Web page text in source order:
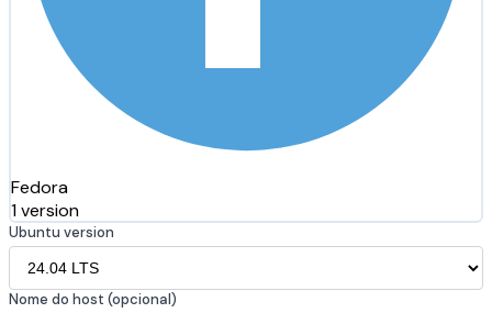
Fedora
1 version
Ubuntu version
Nome do host (opcional)